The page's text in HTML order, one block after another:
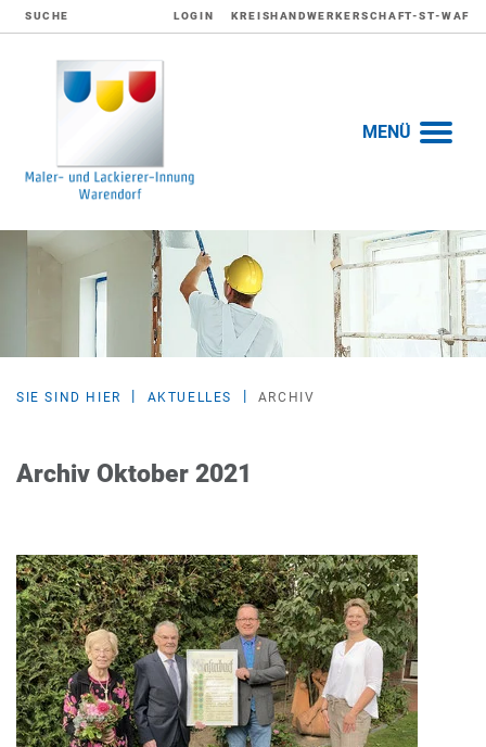
SUCHE LOGIN KREISHANDWERKERSCHAFT-ST-WAF
MENÜ
SIE SIND HIER AKTUELLES ARCHIV
Archiv Oktober 2021